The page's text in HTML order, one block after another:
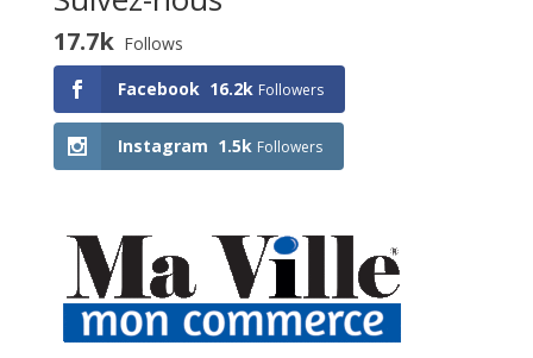
17.7k Follows
Facebook 16.2k Followers
Instagram 1.5k Followers